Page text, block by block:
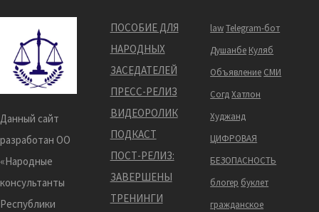
Данный сайт
разработан ОО
«Народные
консультанты
Республики
ПОСОБИЕ ДЛЯ
НАРОДНЫХ
ЗАСЕДАТЕЛЕЙ
ПРЕСС-РЕЛИЗ
ВИДЕОРОЛИК
ПОДКАСТ
ПОСТ-РЕЛИЗ:
ЗАВЕРШЕНЫ
ТРЕНИНГИ
lawTelegram-бот
Душанбе Куляб
Объявление СМИ
СогдХатлон
Худжанд
ЦИФРОВАЯ
БЕЗОПАСНОСТЬ
блогер буклет
гражданское